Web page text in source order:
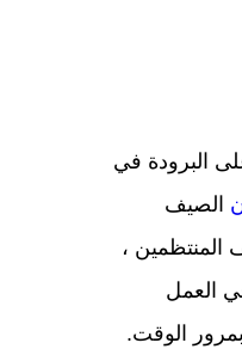
البرودة في
الصيف
المنتظمين ،
العمل
الوقت.